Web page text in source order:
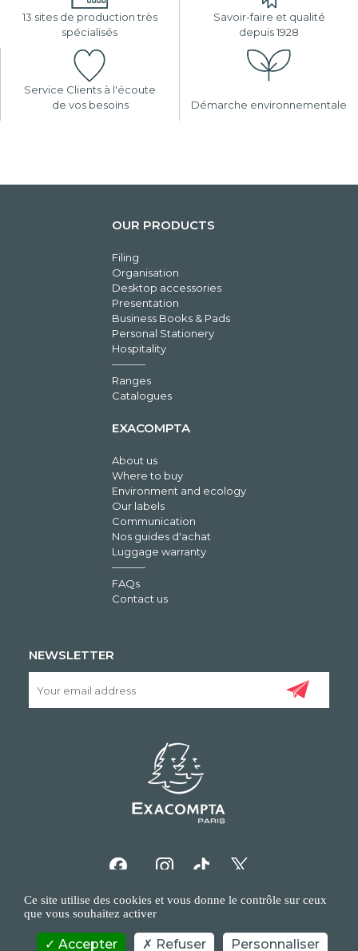
13 sites de production très
spécialisés
Savoir-faire et qualité
depuis 1928
Service Clients à l'écoute
de vos besoins
Démarche environnementale
OUR PRODUCTS
Filing
Organisation
Desktop accessories
Presentation
Business Books & Pads
Personal Stationery
Hospitality
Ranges
Catalogues
EXACOMPTA
About us
Where to buy
Environment and ecology
Our labels
Communication
Nos guides d'achat
Luggage warranty
FAQs
Contact us
NEWSLETTER
Ce site utilise des cookies et vous donne le contrôle sur ceux
que vous souhaitez activer
Accepter Refuser Personnaliser